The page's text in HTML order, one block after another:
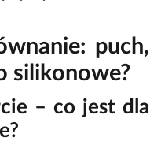
puch,
silikonowe?
– co jest dla